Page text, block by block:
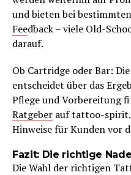
und bieten bei
Feedback – viele Old-
darauf.
Ob Cartridge oder Bar:
entscheidet über das
Pflege und Vorbereitung
Ratgeber auf tattoo-
Hinweise für Kunden vor
Fazit: Die richtige
Die Wahl der richtigen